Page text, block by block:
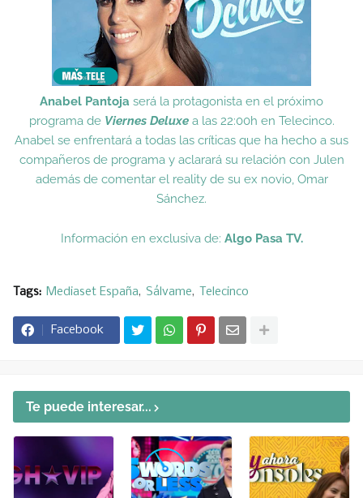
Anabel Pantoja será la protagonista en el próximo
programa de Viernes Deluxe a las 22:00h en Telecinco.
Anabel se enfrentará a todas las críticas que ha hecho a sus
compañeros de programa y aclarará su relación con Julen
además de comentar el reality de su ex novio, Omar
Sánchez.
Información en exclusiva de: Algo Pasa TV.
Tags: Mediaset España Sálvame Telecinco
Facebook
Te puede interesar...